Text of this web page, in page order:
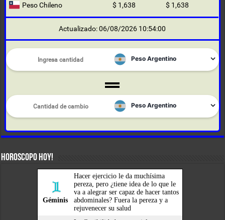
Peso Chileno $ 1,638 $ 1,638
Actualizado: 06/08/2026 10:54:00
HOROSCOPO HOY!